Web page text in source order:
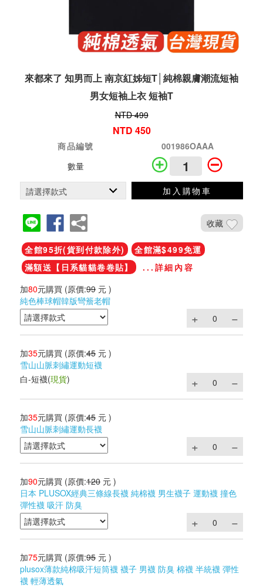
來都來了 知男而上 南京紅姊短T│純棉親膚潮流短袖
男女短袖上衣 短袖T
NTD 499
NTD 450
商品編號
001986OAAA
數量
加入購物車
收藏
全館95折(貨到付款除外)
全館滿$499免運
滿額送【日系貓貓卷卷貼】
...詳細內容
加80元購買 (原價:99 元 )
純色棒球帽韓版彎簷老帽
加35元購買 (原價:45 元 )
雪山山脈刺繡運動短襪
白-短襪(現貨)
加35元購買 (原價:45 元 )
雪山山脈刺繡運動長襪
加90元購買 (原價:120 元 )
日本 PLUSOX經典三條線長襪 純棉襪 男生襪子 運動襪 撞色
彈性襪 吸汗 防臭
加75元購買 (原價:95 元 )
plusox薄款純棉吸汗短筒襪 襪子 男襪 防臭 棉襪 半統襪 彈性
襪 輕薄透氣